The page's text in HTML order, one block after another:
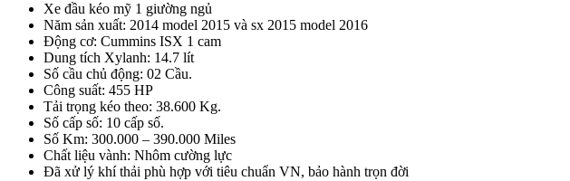
Xe đầu kéo mỹ 1 giường ngủ
Năm sản xuất: 2014 model 2015 và sx 2015 model 2016
Động cơ: Cummins ISX 1 cam
Dung tích Xylanh: 14.7 lít
Số cầu chủ động: 02 Cầu.
Công suất: 455 HP
Tải trọng kéo theo: 38.600 Kg.
Số cấp số: 10 cấp số.
Số Km: 300.000 – 390.000 Miles
Chất liệu vành: Nhôm cường lực
Đã xử lý khí thải phù hợp với tiêu chuẩn VN, bảo hành trọn đời